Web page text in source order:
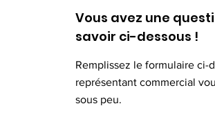
Vous avez une
savoir ci-dessous !
Remplissez le formulaire ci-
représentant commercial
sous peu.